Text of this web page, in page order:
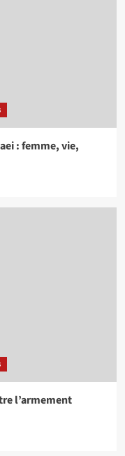
: femme, vie,
l’armement